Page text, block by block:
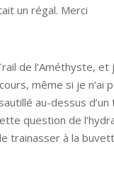
un régal. Merci
de l’Améthyste,
même si je
au-dessus
question de
trainasser à la